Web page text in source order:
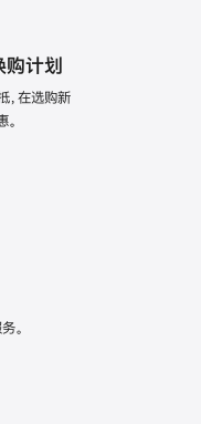
计划
，在选购新
。